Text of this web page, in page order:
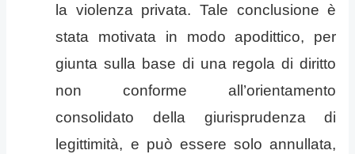
la violenza privata. Tale conclusione è
stata motivata in modo apodittico, per
giunta sulla base di una regola di diritto
non conforme all’orientamento
consolidato della giurisprudenza di
legittimità, e può essere solo annullata,